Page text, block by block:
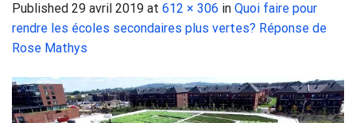
Published 29 avril 2019 at 612 × 306 in Quoi faire pour
rendre les écoles secondaires plus vertes? Réponse de
Rose Mathys